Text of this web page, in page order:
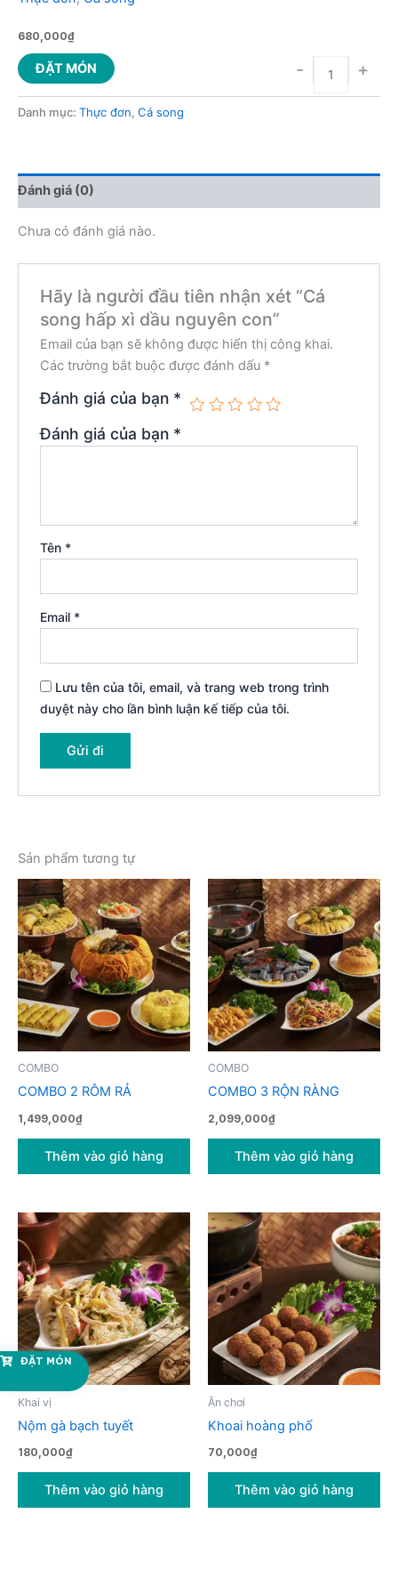
680,000₫
- +
ĐẶT MÓN
Danh mục: Thực đơn, Cá song
Đánh giá (0)
Chưa có đánh giá nào.
Hãy là người đầu tiên nhận xét “Cá
song hấp xì dầu nguyên con”
Email của bạn sẽ không được hiển thị công khai.
Các trường bắt buộc được đánh dấu *
Đánh giá của bạn *
Đánh giá của bạn *
Tên *
Email *
Lưu tên của tôi, email, và trang web trong trình
duyệt này cho lần bình luận kế tiếp của tôi.
Sản phẩm tương tự
COMBO
COMBO 2 RÔM RẢ
1,499,000₫
Thêm vào giỏ hàng
COMBO
COMBO 3 RỘN RÀNG
2,099,000₫
Thêm vào giỏ hàng
Khai vị
Nộm gà bạch tuyết
180,000₫
Thêm vào giỏ hàng
Ăn chơi
Khoai hoàng phố
70,000₫
Thêm vào giỏ hàng
ĐẶT MÓN